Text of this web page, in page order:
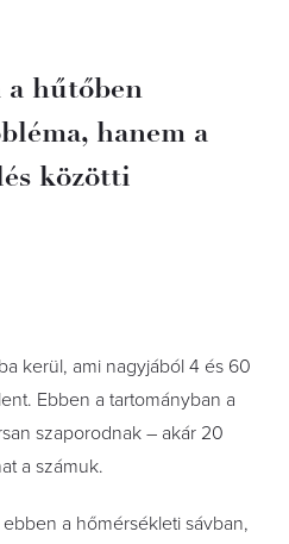
a hűtőben
hanem a
közötti
kerül, ami nagyjából 4 és 60
Ebben a tartományban a
szaporodnak – akár 20
a számuk.
a hőmérsékleti sávban,